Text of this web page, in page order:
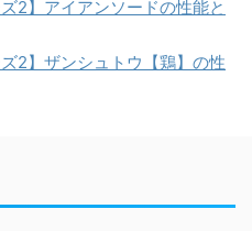
2】アイアンソードの性能と
2】ザンシュトウ【鶏】の性